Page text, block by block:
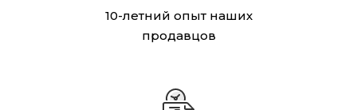
10-летний опыт наших
продавцов